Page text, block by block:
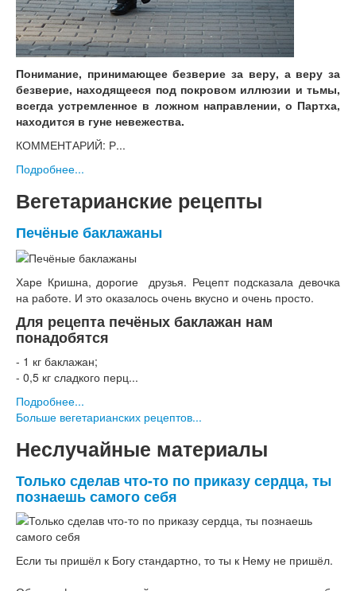
Понимание, принимающее безверие за веру, а веру за
безверие, находящееся под покровом иллюзии и тьмы,
всегда устремленное в ложном направлении, о Партха,
находится в гуне невежества.
КОММЕНТАРИЙ: Р...
Подробнее...
Вегетарианские рецепты
Печёные баклажаны
Харе Кришна, дорогие друзья. Рецепт подсказала девочка
на работе. И это оказалось очень вкусно и очень просто.
Для рецепта печёных баклажан нам
понадобятся
- 1 кг баклажан;
- 0,5 кг сладкого перц...
Подробнее...
Больше вегетарианских рецептов...
Неслучайные материалы
Только сделав что-то по приказу сердца, ты
познаешь самого себя
Если ты пришёл к Богу стандартно, то ты к Нему не пришёл.